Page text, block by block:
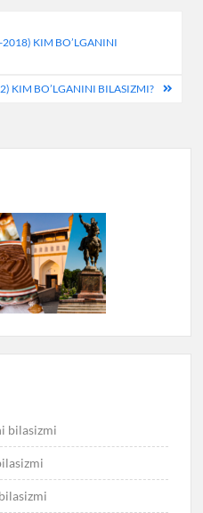
KIM BO’LGANINI
KIM BO’LGANINI BILASIZMI?
bilasizmi